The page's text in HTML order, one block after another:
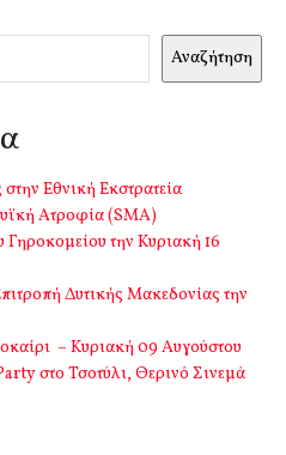
Αναζήτηση
Εθνική Εκστρατεία
Ατροφία (SMA)
Γηροκομείου την Κυριακή 16
Δυτικής Μακεδονίας την
– Κυριακή 09 Αυγούστου
στο Τσοτύλι, Θερινό Σινεμά